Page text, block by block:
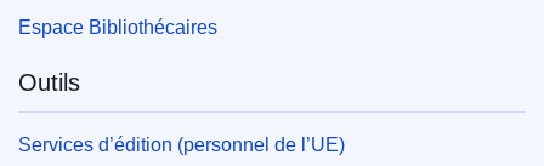
Espace Bibliothécaires
Outils
Services d’édition (personnel de l’UE)